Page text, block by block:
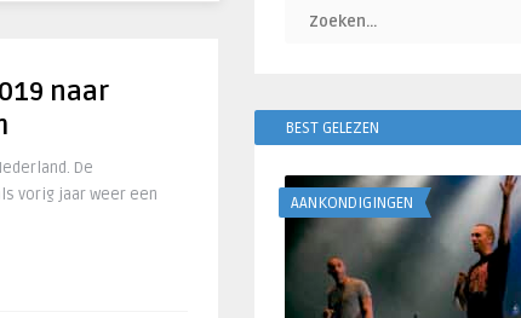
naar
De
vorig jaar weer een
BEST GELEZEN
AANKONDIGINGEN